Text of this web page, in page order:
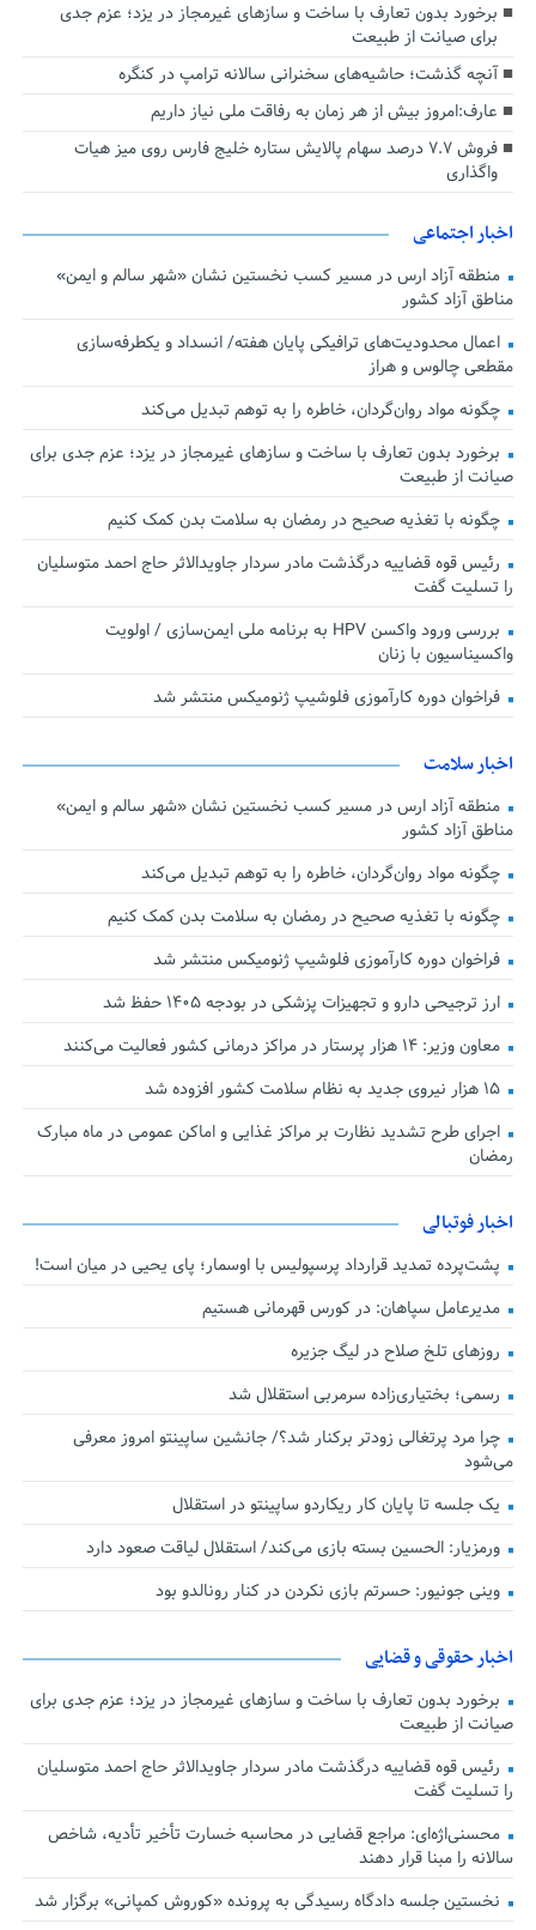
برخورد بدون تعارف با ساخت‌ و سازهای غیرمجاز در یزد؛ عزم جدی
برای صیانت از طبیعت
آنچه گذشت؛ حاشیه‌های سخنرانی سالانه ترامپ در کنگره
عارف:امروز بیش از هر زمان به رفاقت ملی نیاز داریم
فروش ۷.۷ درصد سهام پالایش ستاره خلیج فارس روی میز هیات
واگذاری
اخبار اجتماعی
منطقه آزاد ارس در مسیر کسب نخستین نشان «شهر سالم و ایمن»
مناطق آزاد کشور
اعمال محدودیت‌های ترافیکی پایان هفته/ انسداد و یکطرفه‌سازی
مقطعی چالوس و هراز
چگونه مواد روان‌گردان، خاطره را به توهم تبدیل می‌کند
برخورد بدون تعارف با ساخت‌ و سازهای غیرمجاز در یزد؛ عزم جدی برای
صیانت از طبیعت
چگونه با تغذیه صحیح در رمضان به سلامت بدن کمک کنیم
رئیس قوه قضاییه درگذشت مادر سردار جاویدالاثر حاج احمد متوسلیان
را تسلیت گفت
بررسی ورود واکسن HPV به برنامه ملی ایمن‌سازی / اولویت
واکسیناسیون با زنان
فراخوان دوره کارآموزی فلوشیپ ژنومیکس منتشر شد
اخبار سلامت
منطقه آزاد ارس در مسیر کسب نخستین نشان «شهر سالم و ایمن»
مناطق آزاد کشور
چگونه مواد روان‌گردان، خاطره را به توهم تبدیل می‌کند
چگونه با تغذیه صحیح در رمضان به سلامت بدن کمک کنیم
فراخوان دوره کارآموزی فلوشیپ ژنومیکس منتشر شد
ارز ترجیحی دارو و تجهیزات پزشکی در بودجه ۱۴۰۵ حفظ شد
معاون وزیر: ۱۴ هزار پرستار در مراکز درمانی کشور فعالیت می‌کنند
۱۵ هزار نیروی جدید به نظام سلامت کشور افزوده شد
اجرای طرح تشدید نظارت بر مراکز غذایی و اماکن عمومی در ماه مبارک
رمضان
اخبار فوتبالی
پشت‌پرده تمدید قرارداد پرسپولیس با اوسمار؛ پای یحیی در میان است!
مدیرعامل سپاهان: در کورس قهرمانی هستیم
روزهای تلخ صلاح در لیگ جزیره
رسمی؛ بختیاری‌زاده سرمربی استقلال شد
چرا مرد پرتغالی زودتر برکنار شد؟/ جانشین ساپینتو امروز معرفی
می‌شود
یک جلسه تا پایان کار ریکاردو ساپینتو در استقلال
ورمزیار: الحسین بسته بازی می‌کند/ استقلال لیاقت صعود دارد
وینی جونیور: حسرتم بازی نکردن در کنار رونالدو بود
اخبار حقوقی و قضایی
برخورد بدون تعارف با ساخت‌ و سازهای غیرمجاز در یزد؛ عزم جدی برای
صیانت از طبیعت
رئیس قوه قضاییه درگذشت مادر سردار جاویدالاثر حاج احمد متوسلیان
را تسلیت گفت
محسنی‌اژه‌ای: مراجع قضایی در محاسبه خسارت تأخیر تأدیه، شاخص
سالانه را مبنا قرار دهند
نخستین جلسه دادگاه رسیدگی به پرونده «کوروش کمپانی» برگزار شد